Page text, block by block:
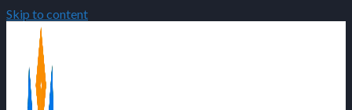
Skip to content